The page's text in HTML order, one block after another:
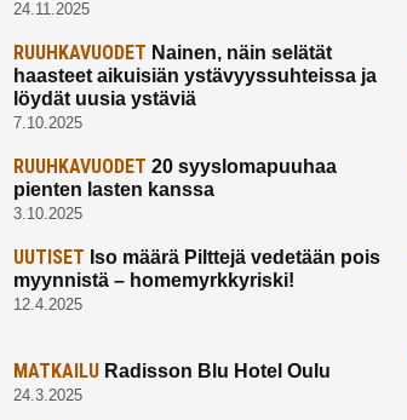
24.11.2025
RUUHKAVUODET Nainen, näin selätät
haasteet aikuisiän ystävyyssuhteissa ja
löydät uusia ystäviä
7.10.2025
RUUHKAVUODET 20 syyslomapuuhaa
pienten lasten kanssa
3.10.2025
UUTISET Iso määrä Pilttejä vedetään pois
myynnistä – homemyrkkyriski!
12.4.2025
MATKAILU Radisson Blu Hotel Oulu
24.3.2025